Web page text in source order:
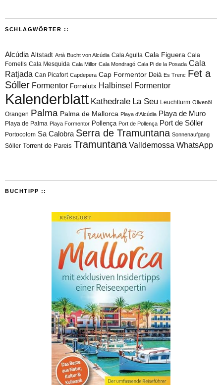
SCHLAGWÖRTER ::
Alcúdia Altstadt Artà Bucht von Alcúdia Cala Agulla Cala Figuera Cala
Fornells Cala Mesquida Cala Millor Cala Mondragó Cala Pi de la Posada Cala
Ratjada Can Picafort Capdepera Cap Formentor Deià Es Trenc Fet a
Sóller Formentor Fornalutx Halbinsel Formentor
Kalenderblatt Kathedrale La Seu Leuchtturm Olivenöl
Orangen Palma Palma de Mallorca Playa d'Alcúdia Playa de Muro
Playa de Palma Playa Formentor Pollença Port de Pollença Port de Sóller
Portocolom Sa Calobra Serra de Tramuntana Sonnenaufgang
Sòller Torrent de Pareis Tramuntana Valldemossa WhatsApp
BUCHTIPP ::